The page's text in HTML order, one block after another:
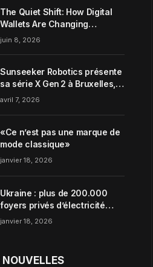
The Quiet Shift: How Digital
Wallets Are Changing
Everyday Money Habits in the
juin 8, 2026
Sunseeker Robotics présente
sa série X Gen 2 à Bruxelles,
incarnant parfaitement le
avril 7, 2026
«Ce n’est pas une marque de
mode classique»
janvier 18, 2026
Ukraine : plus de 200.000
foyers privés d’électricité
dans la région de Zaporijjia
janvier 18, 2026
NOUVELLES